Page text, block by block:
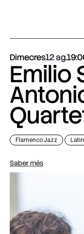
Dimecres12 ag.
Emilio
Flamenco Jazz
Saber més